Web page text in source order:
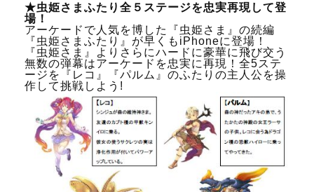
★虫姫さまふたり全５ステージを忠実再現して登
場！
アーケードで人気を博した『虫姫さま』の続編
『虫姫さまふたり』が早くもiPhoneに登場！
『虫姫さま』よりさらにハードに豪華に飛び交う
無数の弾幕はアーケードを忠実に再現！全5ステ
ージを『レコ』『パルム』のふたりの主人公を操
作して挑戦しよう!